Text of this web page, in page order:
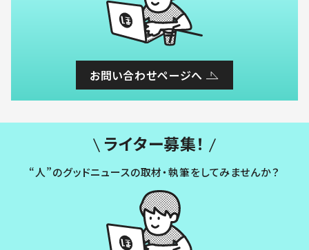
お問い合わせページへ
ライター募集！
“人”のグッドニュースの取材・執筆をしてみませんか？